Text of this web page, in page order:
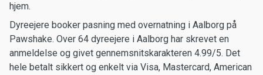
hjem.
Dyreejere booker pasning med overnatning i Aalborg på
Pawshake. Over 64 dyreejere i Aalborg har skrevet en
anmeldelse og givet gennemsnitskarakteren 4.99/5. Det
hele betalt sikkert og enkelt via Visa, Mastercard, American